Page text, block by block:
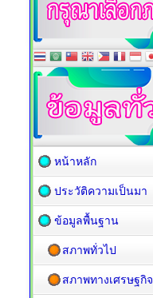
หน้าหลัก
ประวัติความเป็นมา
ข้อมูลพื้นฐาน
สภาพทั่วไป
สภาพทางเศรษฐกิจ